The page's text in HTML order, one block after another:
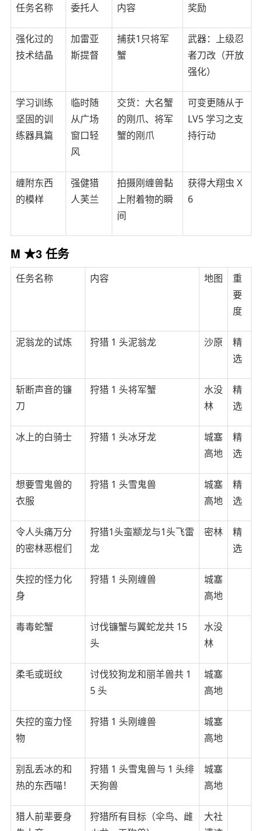
任务名称 委托人 内容 奖励
强化过的
技术结晶
加雷亚
斯提督
捕获1只将军
蟹
武器：上级忍
者刀改（开放
强化）
学习训练
坚固的训
练器具篇
临时随
从广场
窗口轻
风
交货：大名蟹
的刚爪、将军
蟹的刚爪
可变更随从于
LV5 学习之支
持行动
缠附东西
的模样
强健猎
人芙兰
拍摄刚缠兽黏
上附着物的瞬
间
获得大翔虫 X
6
M ★3 任务
任务名称 内容 地图
重
要
度
泥翁龙的试炼 狩猎 1 头泥翁龙 沙原
精
选
斩断声音的镰
刀
狩猎 1 头将军蟹
水没
林
精
选
冰上的白骑士 狩猎 1 头冰牙龙
城塞
高地
精
选
想要雪鬼兽的
衣服
狩猎 1 头雪鬼兽
城塞
高地
精
选
令人头痛万分
的密林恶棍们
狩猎1头蛮颛龙与1头飞雷
龙
密林
精
选
失控的怪力化
身
狩猎 1 头刚缠兽
城塞
高地
毒毒蛇蟹
讨伐镰蟹与翼蛇龙共 15
头
水没
林
柔毛或斑纹
讨伐狡狗龙和丽羊兽共 1
5 头
城塞
高地
失控的蛮力怪
物
狩猎 1 头刚缠兽
城塞
高地
别乱丢冰的和
热的东西喵！
狩猎 1 头雪鬼兽与 1 头绯
天狗兽
城塞
高地
猎人前辈要身
狩猎所有目标（伞鸟、雌
大社